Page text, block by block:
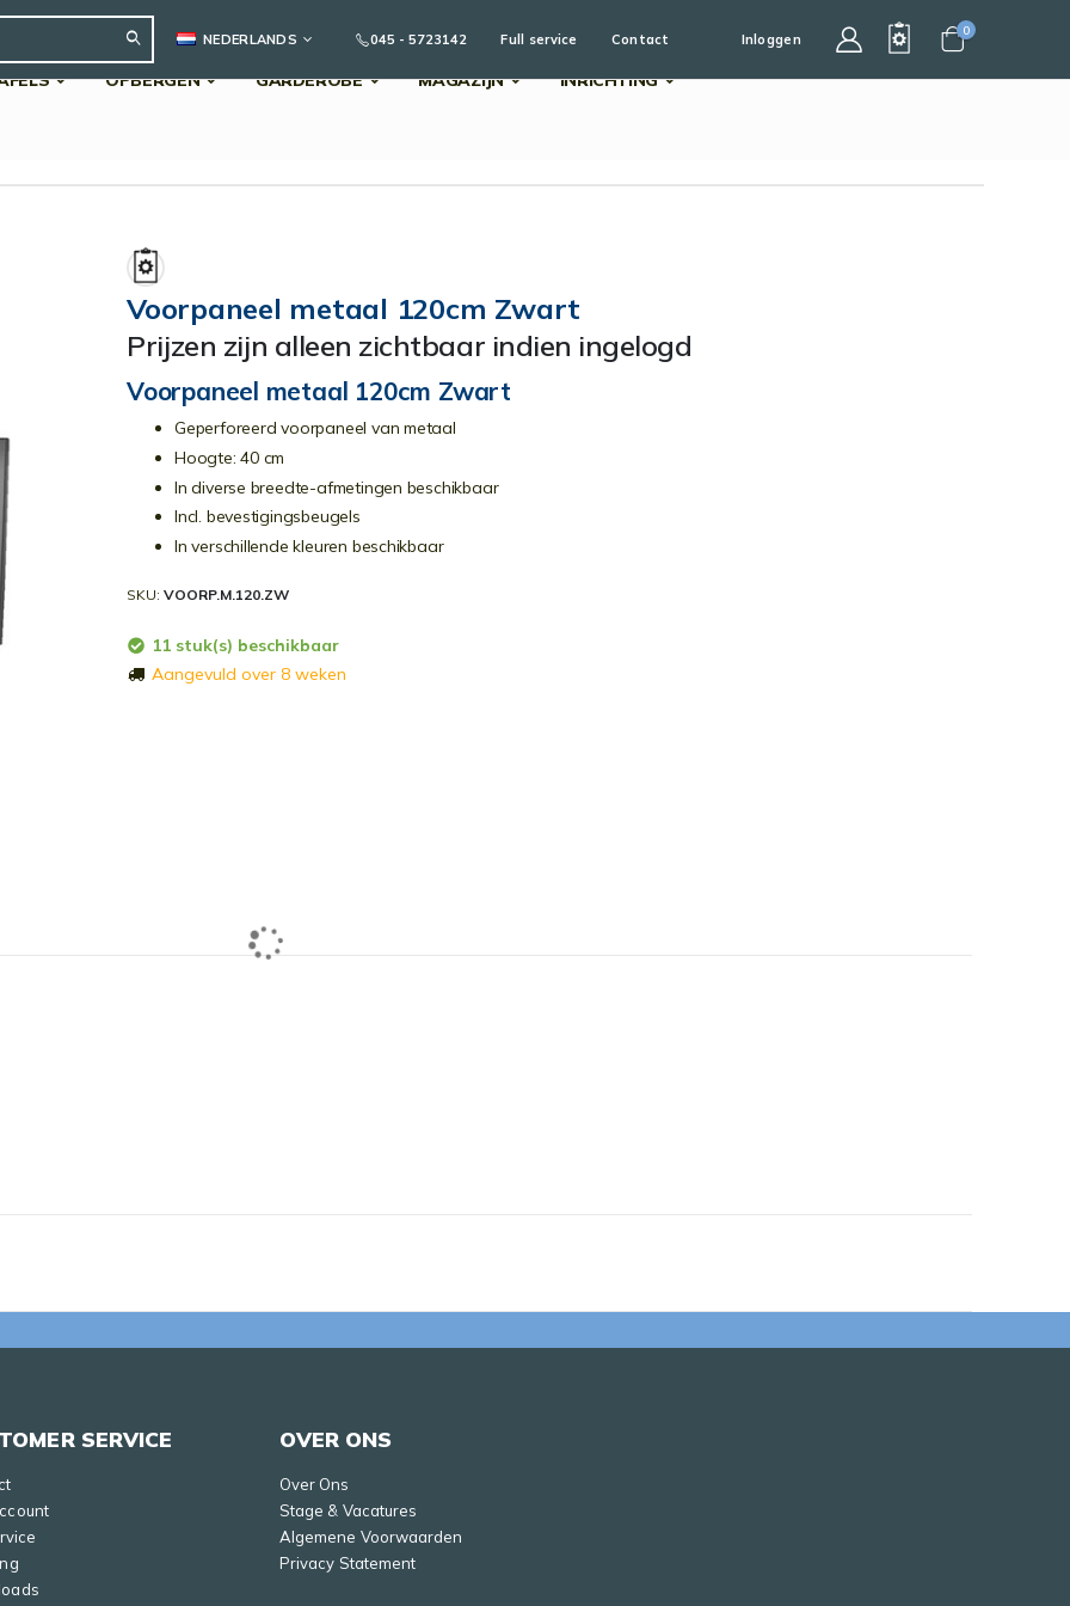
Search
TAALNEDERLANDS 045 - 5723142 Full service Contact Inloggen
Cart
0
OPBERGEN GARDEROBE MAGAZIJN INRICHTING
Voorpaneel metaal 120cm Zwart
Prijzen zijn alleen zichtbaar indien ingelogd
Voorpaneel metaal 120cm Zwart
Geperforeerd voorpaneel van metaal
Hoogte: 40 cm
In diverse breedte-afmetingen beschikbaar
Incl. bevestigingsbeugels
In verschillende kleuren beschikbaar
SKU VOORP.M.120.ZW
11 stuk(s) beschikbaar
Aangevuld over 8 weken
SERVICE OVER ONS
Over Ons
Stage & Vacatures
Algemene Voorwaarden
Privacy Statement